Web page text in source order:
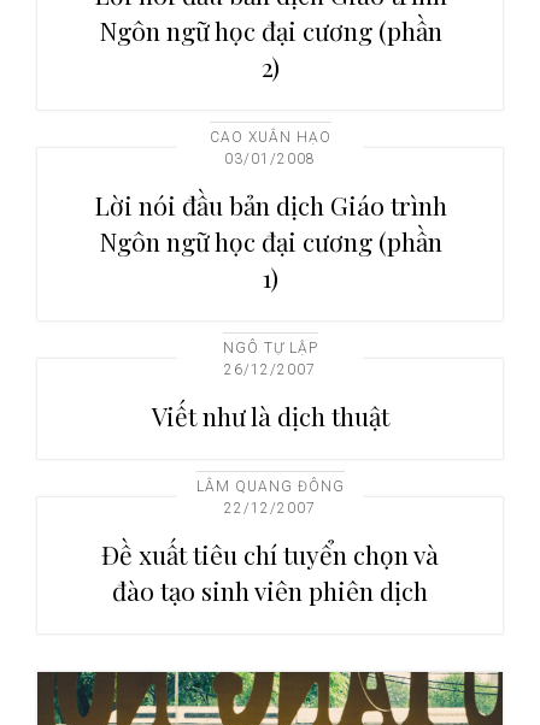
Ngôn ngữ học đại cương (phần
2)
CAO XUÂN HẠO
03/01/2008
Lời nói đầu bản dịch Giáo trình
Ngôn ngữ học đại cương (phần
1)
NGÔ TỰ LẬP
26/12/2007
Viết như là dịch thuật
LÂM QUANG ĐÔNG
22/12/2007
Đề xuất tiêu chí tuyển chọn và
đào tạo sinh viên phiên dịch